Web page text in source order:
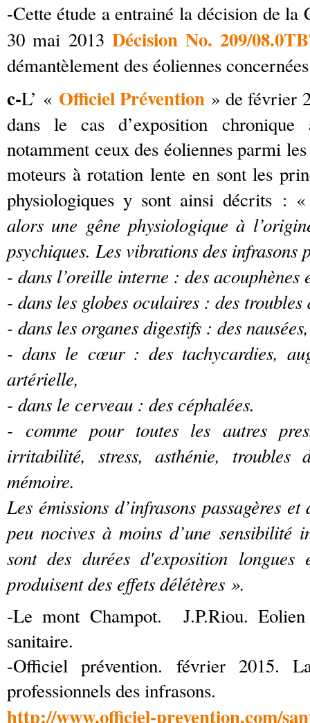
-Cette étude a entrainé la décision de la
30 mai 2013 Décision No. 209/
démantèlement des éoliennes
c-L’ « Officiel Prévention » de février
dans le cas d’exposition
notamment ceux des éoliennes parmi
moteurs à rotation lente en sont les
physiologiques y sont ainsi décrits :
alors une gêne physiologique à
psychiques. Les vibrations des infrasons
- dans l’oreille interne : des acouphènes
- dans les globes oculaires : des troubles
- dans les organes digestifs : des
- dans le cœur : des tachycardies,
artérielle,
- dans le cerveau : des céphalées.
- comme pour toutes les autres
irritabilité, stress, asthénie,
mémoire.
Les émissions d’infrasons passagères
peu nocives à moins d’une sensibilité
sont des durées d'exposition longues
produisent des effets délétères ».
-Le mont Champot. J.P.Riou.
sanitaire.
-Officiel prévention. février 2015.
professionnels des infrasons.
http://www.officiel-prevention.com/